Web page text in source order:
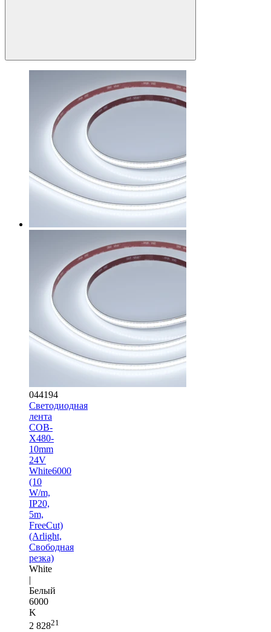
044194
Светодиодная
лента
COB-
X480-
10mm
24V
White6000
(10
W/m,
IP20,
5m,
FreeCut)
(Arlight,
Свободная
резка)
White
|
Белый
6000
K
2 82821